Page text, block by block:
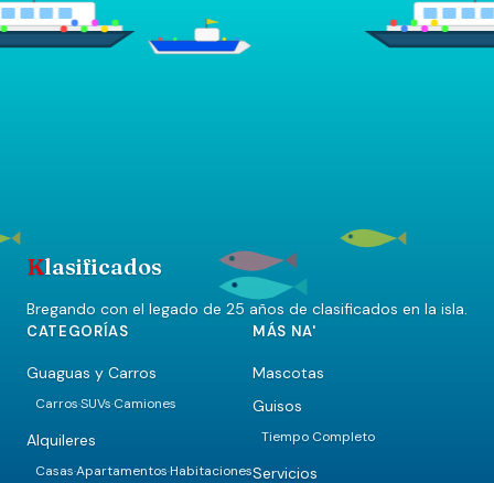
Klasificados
Bregando con el legado de 25 años de clasificados en la isla.
CATEGORÍAS
Guaguas y Carros
Carros·SUVs·Camiones
Alquileres
Casas·Apartamentos·Habitaciones
MÁS NA'
Mascotas
Guisos
Tiempo Completo
Servicios